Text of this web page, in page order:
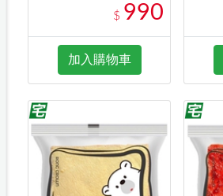
$ 990
加入購物車